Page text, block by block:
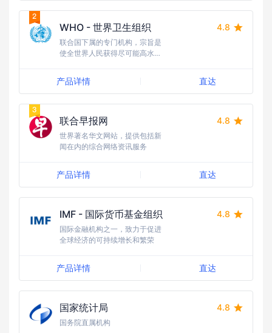
WHO - 世界卫生组织 4.8
联合国下属的专门机构，宗旨是
使全世界人民获得尽可能高水平
产品详情 直达
联合早报网 4.8
世界著名华文网站，提供包括新
闻在内的综合网络资讯服务
产品详情 直达
IMF - 国际货币基金组织 4.8
国际金融机构之一，致力于促进
全球经济的可持续增长和繁荣
产品详情 直达
国家统计局 4.8
国务院直属机构